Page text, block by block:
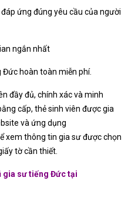
ứng đúng yêu cầu của người
ngắn nhất
Đức hoàn toàn miễn phí.
đầy đủ, chính xác và minh
cấp, thẻ sinh viên được gia
và ứng dụng
xem thông tin gia sư được chọn
tờ cần thiết.
gia sư tiếng Đức tại